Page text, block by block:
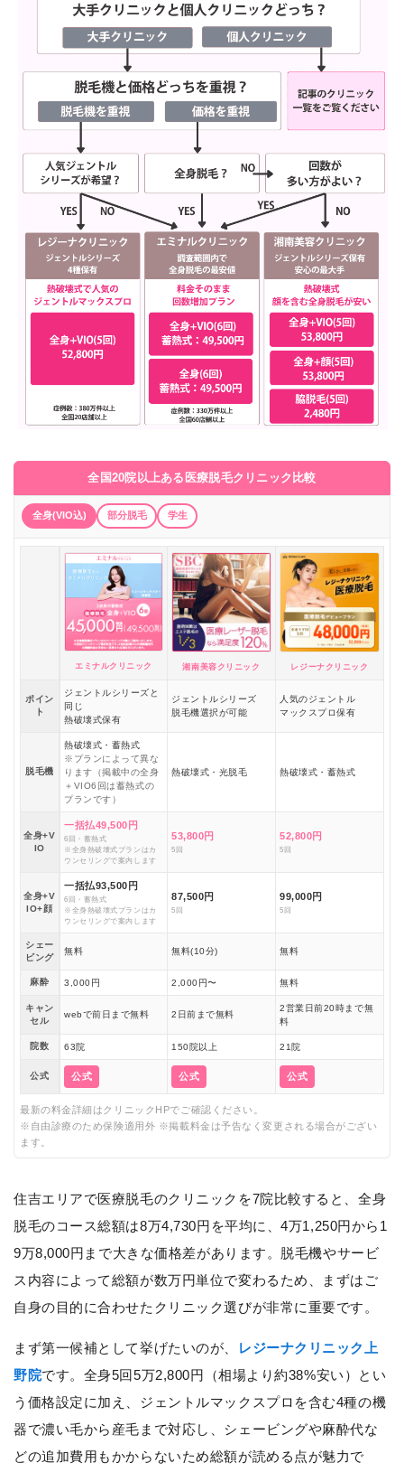
全国20院以上ある医療脱毛クリニック比較
全身(VIO込) 部分脱毛 学生
エミナルクリニック 湘南美容クリニック レジーナクリニック
ポイン
ト
ジェントルシリーズと
同じ
熱破壊式保有
ジェントルシリーズ
脱毛機選択が可能
人気のジェントル
マックスプロ保有
脱毛機
熱破壊式・蓄熱式
※プランによって異な
ります（掲載中の全身
＋VIO6回は蓄熱式の
プランです）
熱破壊式・光脱毛 熱破壊式・蓄熱式
全身+V
IO
一括払49,500円
6回・蓄熱式
※全身熱破壊式プランはカ
ウンセリングで案内します
53,800円
5回
52,800円
5回
全身+V
IO+顔
一括払93,500円
6回・蓄熱式
※全身熱破壊式プランはカ
ウンセリングで案内します
87,500円
5回
99,000円
5回
シェー
ビング
無料 無料(10分) 無料
麻酔 3,000円 2,000円〜 無料
キャン
セル
webで前日まで無料 2日前まで無料
2営業日前20時まで無
料
院数 63院 150院以上 21院
公式 公式 公式 公式
最新の料金詳細はクリニックHPでご確認ください。
※自由診療のため保険適用外 ※掲載料金は予告なく変更される場合がござい
ます。
住吉エリアで医療脱毛のクリニックを7院比較すると、全身
脱毛のコース総額は8万4,730円を平均に、4万1,250円から1
9万8,000円まで大きな価格差があります。脱毛機やサービ
ス内容によって総額が数万円単位で変わるため、まずはご
自身の目的に合わせたクリニック選びが非常に重要です。
まず第一候補として挙げたいのが、
レジーナクリニック上
野院です。全身5回5万2,800円（相場より約38%安い）とい
う価格設定に加え、ジェントルマックスプロを含む4種の機
器で濃い毛から産毛まで対応し、シェービングや麻酔代な
どの追加費用もかからないため総額が読める点が魅力で